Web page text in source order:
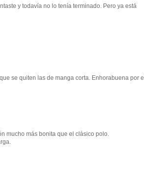
y todavía no lo tenía terminado. Pero ya está
se quiten las de manga corta. Enhorabuena por el
mucho más bonita que el clásico polo.